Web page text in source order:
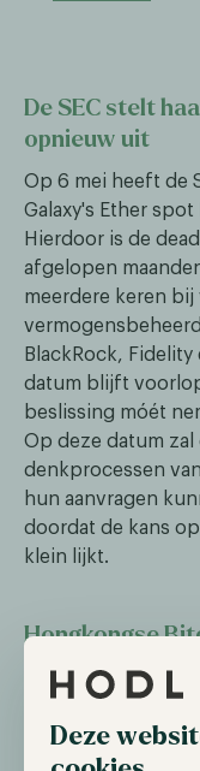
Deze
De SEC stelt
opnieuw uit
Op 6 mei heeft de
Galaxy's Ether
Hierdoor is de
afgelopen
meerdere keren
BlackRock, Fidelity
datum blijft
beslissing móét
Op deze datum
denkprocessen
hun aanvragen
doordat de kans
klein lijkt.
Hongkongse
lage adoptie
spot ETF's in Azië
Hongkong.